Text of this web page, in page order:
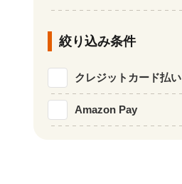
絞り込み条件
クレジットカード払い
Amazon Pay